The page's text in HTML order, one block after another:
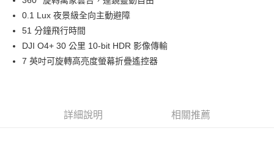
聯邦商業銀行
遠東國際商業銀行
元大商業銀行
玉山商業銀行
台新國際商業銀行
中國信託商業銀行
台灣樂天信用卡公司
匯豐（台灣）商業銀行
聯邦商業銀行
元大商業銀行
玉山商業銀行
星展（台灣）商業銀行
台新國際商業銀行
中國信託商業銀行
國泰世華商業銀行
兆豐國際商業銀行
臺灣中小企業銀行
匯豐（台灣）商業銀行
聯邦商業銀行
遠東國際商業銀行
元大商業銀行
玉山商業銀行
星展（台灣）商業銀行
街口支付
悠遊付
Google Pay
0.1 Lux 夜景級全向主動避障
51 分鐘飛行時間
DJI O4+ 30 公里 10-bit HDR 影像傳輸
7 英吋可旋轉高亮度螢幕折疊遙控器
詳細說明 相關推薦